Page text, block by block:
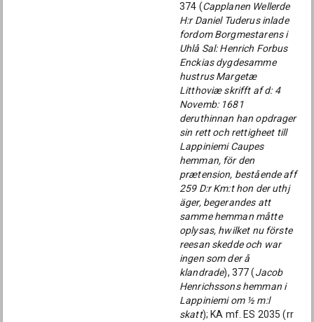
374 (Capplanen Wellerde
H:r Daniel Tuderus inlade
fordom Borgmestarens i
Uhlå Sal: Henrich Forbus
Enckias dygdesamme
hustrus Margetæ
Litthoviæ skrifft af d: 4
Novemb: 1681
deruthinnan han opdrager
sin rett och rettigheet till
Lappiniemi Caupes
hemman, för den
prætension, bestående aff
259 D:r Km:t hon der uthj
äger, begerandes att
samme hemman måtte
oplysas, hwilket nu förste
reesan skedde och war
ingen som der å
klandrade), 377 (Jacob
Henrichssons hemman i
Lappiniemi om ½ m:l
skatt); KA mf. ES 2035 (rr